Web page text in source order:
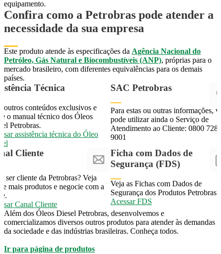
equipamento.
Confira como a Petrobras pode atender a
necessidade da sua empresa
Este produto atende às especificações da Agência Nacional do
Petróleo, Gás Natural e Biocombustíveis (ANP), próprias para o
mercado brasileiro, com diferentes equivalências para os demais
países.
Técnica
outros conteúdos exclusivos e
o manual técnico dos Óleos
Petrobras.
assistência técnica do Óleo Diesel
assistência técnica do Óleo
SAC Petrobras
Para estas ou outras informações,
pode utilizar ainda o Serviço de
Atendimento ao Cliente: 0800 728
9001
Cliente
ser cliente da Petrobras? Veja
e mais produtos e negocie com a
Canal Cliente
Canal Cliente
Ficha com Dados de
Segurança (FDS)
Veja as Fichas com Dados de
Segurança dos Produtos Petrobras
Acessar FDS
Acessar FDS
Além dos Óleos Diesel Petrobras, desenvolvemos e
comercializamos diversos outros produtos para atender às demandas
da sociedade e das indústrias brasileiras. Conheça todos.
Ir para página de produtos